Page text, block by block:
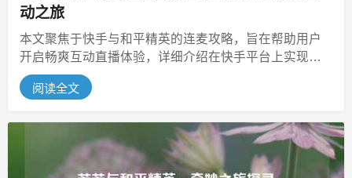
动之旅
本文聚焦于快手与和平精英的连麦攻略，旨在帮助用户
开启畅爽互动直播体验，详细介绍在快手平台上实现与
和平精英连麦直播的具体操作方法，...
阅读全文